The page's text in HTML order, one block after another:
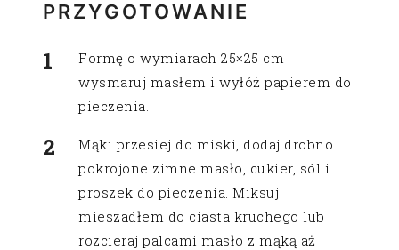
PRZYGOTOWANIE
Formę o wymiarach 25×25 cm
wysmaruj masłem i wyłóż papierem do
pieczenia.
Mąki przesiej do miski, dodaj drobno
pokrojone zimne masło, cukier, sól i
proszek do pieczenia. Miksuj
mieszadłem do ciasta kruchego lub
rozcieraj palcami masło z mąką aż